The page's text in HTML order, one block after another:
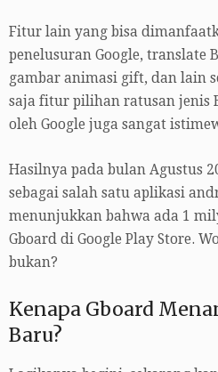
Fitur lain yang bisa
penelusuran Google, translate
gambar animasi gift, dan lain
saja fitur pilihan ratusan jenis
oleh Google juga sangat
Hasilnya pada bulan Agustus
sebagai salah satu aplikasi
menunjukkan bahwa ada 1
Gboard di Google Play Store.
bukan?
Kenapa Gboard
Baru?